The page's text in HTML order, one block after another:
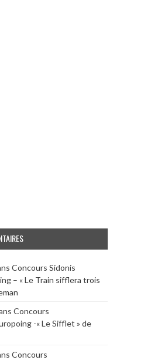
Concours Sidonis
– « Le Train sifflera trois
Concours
-« Le Sifflet » de
Concours